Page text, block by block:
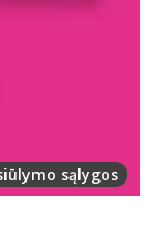
sąlygos